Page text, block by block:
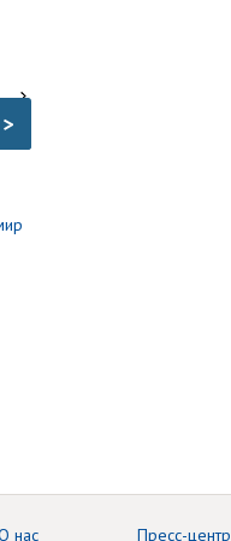
>
нас Пресс-центр